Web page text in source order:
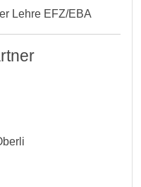
Lehre EFZ/EBA